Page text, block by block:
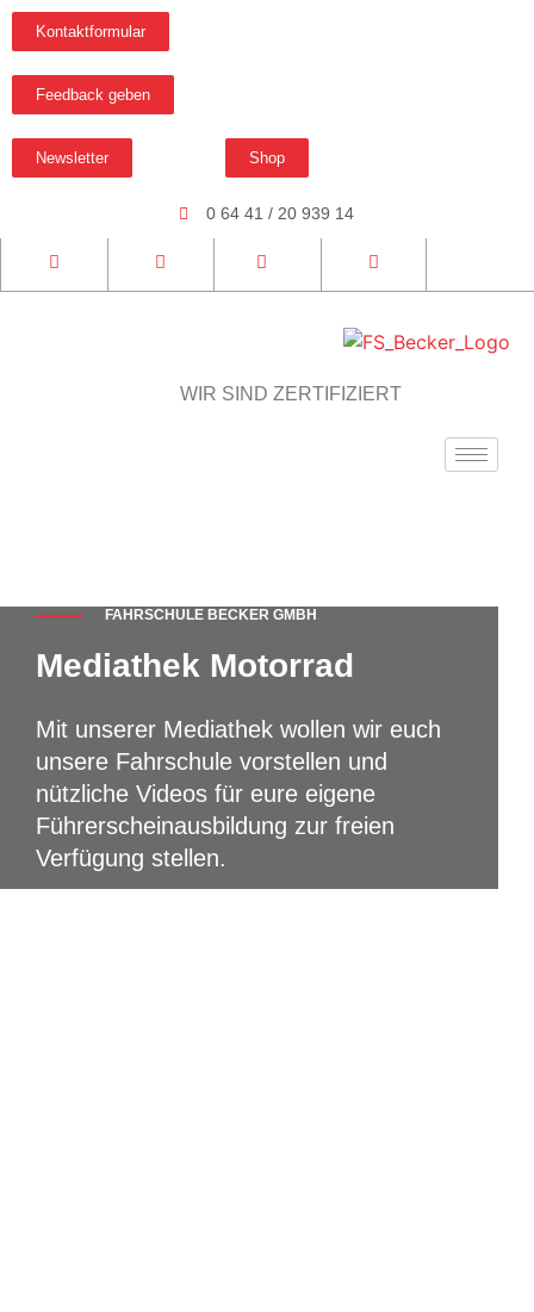
Kontaktformular
Feedback geben
Newsletter Shop
0 64 41 / 20 939 14
WIR SIND ZERTIFIZIERT
FAHRSCHULE BECKER GMBH
Mediathek Motorrad
Mit unserer Mediathek wollen wir euch
unsere Fahrschule vorstellen und
nützliche Videos für eure eigene
Führerscheinausbildung zur freien
Verfügung stellen.